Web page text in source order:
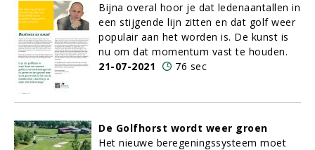
Bijna overal hoor je dat ledenaantallen in
een stijgende lijn zitten en dat golf weer
populair aan het worden is. De kunst is
nu om dat momentum vast te houden.
21-07-2021
76 sec
De Golfhorst wordt weer groen
Het nieuwe beregeningssysteem moet